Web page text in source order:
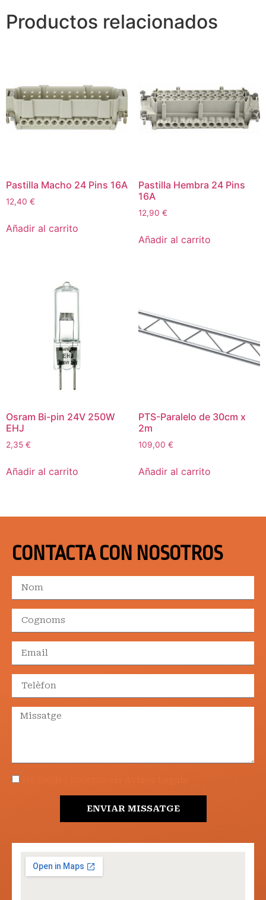
Productos relacionados
Pastilla Macho 24 Pins 16A
12,40 €
Añadir al carrito
Pastilla Hembra 24 Pins
16A
12,90 €
Añadir al carrito
Osram Bi-pin 24V 250W
EHJ
2,35 €
Añadir al carrito
PTS-Paralelo de 30cm x
2m
109,00 €
Añadir al carrito
CONTACTA CON NOSOTROS
ENVIAR MISSATGE